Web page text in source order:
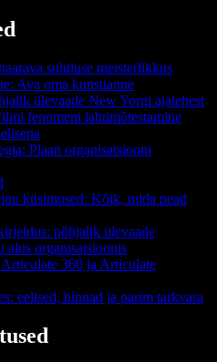
suhtluse meisterlikkus
Ava oma kunstianne
ülevaade New Yorgi ajalehest
fenomeni lahtimõtestamine
Plaan organisatsiooni
küsimused: Kõik, mida pead
põhjalik ülevaade
alus organisatsioonis
360 ja Articulate
eelised, hinnad ja parim tarkvara